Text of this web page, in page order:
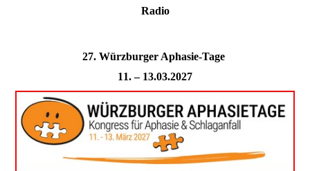
Radio
27. Würzburger Aphasie-Tage
11. – 13.03.2027